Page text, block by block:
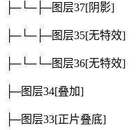
├─└─├─图层37[阴影]
├─└─├─图层35[无特效]
├─└─└─图层36[无特效]
├─图层34[叠加]
├─图层33[正片叠底]